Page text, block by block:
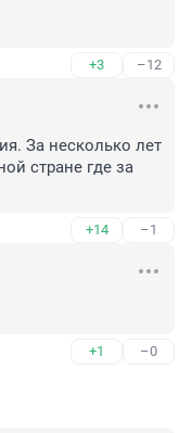
+3 –12
За несколько лет
стране где за
+14 –1
+1 –0